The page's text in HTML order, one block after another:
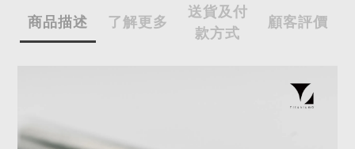
商品描述 了解更多
送貨及付
款方式
顧客評價